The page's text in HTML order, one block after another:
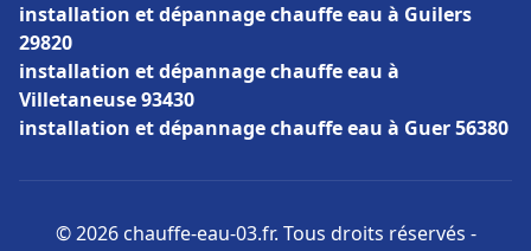
installation et dépannage chauffe eau à Guilers
29820
installation et dépannage chauffe eau à
Villetaneuse 93430
installation et dépannage chauffe eau à Guer 56380
© 2026 chauffe-eau-03.fr. Tous droits réservés -